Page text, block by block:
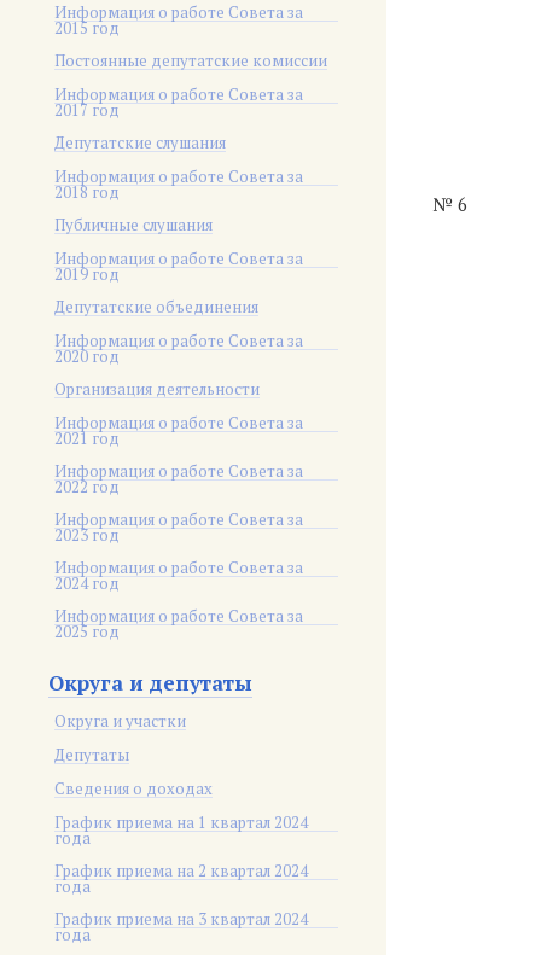
Информация о работе Совета за
2015 год
Постоянные депутатские комиссии
Информация о работе Совета за
2017 год
Депутатские слушания
Информация о работе Совета за
2018 год
Публичные слушания
Информация о работе Совета за
2019 год
Депутатские объединения
Информация о работе Совета за
2020 год
Организация деятельности
Информация о работе Совета за
2021 год
Информация о работе Совета за
2022 год
Информация о работе Совета за
2023 год
Информация о работе Совета за
2024 год
Информация о работе Совета за
2025 год
Округа и депутаты
Округа и участки
Депутаты
Сведения о доходах
График приема на 1 квартал 2024
года
График приема на 2 квартал 2024
года
График приема на 3 квартал 2024
года
№ 6